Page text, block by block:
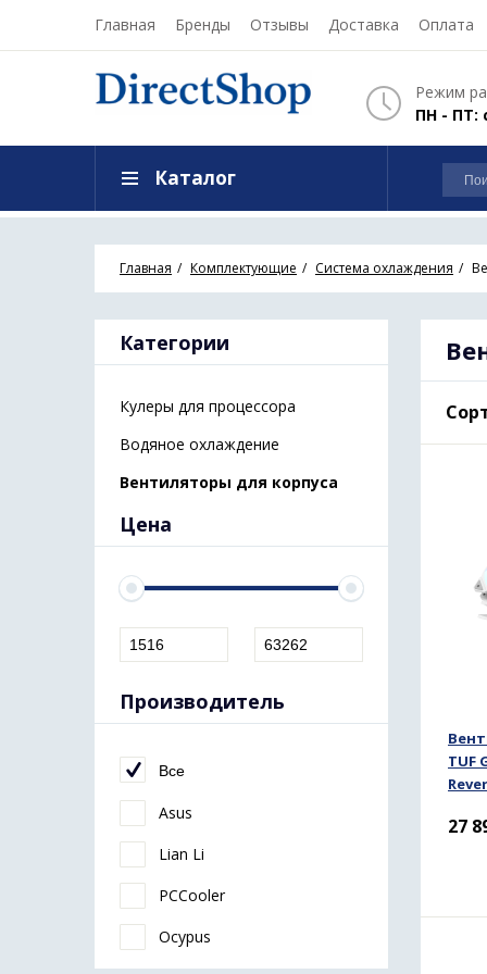
Главная Бренды Отзывы Доставка Оплата
Режим
ПН - ПТ:
Каталог
Главная Комплектующие Система охлаждения
Категории
Кулеры для процессора
Водяное охлаждение
Вентиляторы для корпуса
Цена
Производитель
Все
Asus
Lian Li
PCCooler
Ocypus
TUF
27